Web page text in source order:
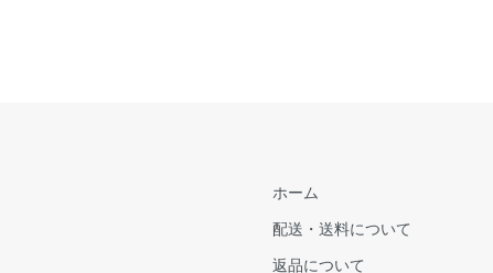
ホーム
配送・送料について
返品について